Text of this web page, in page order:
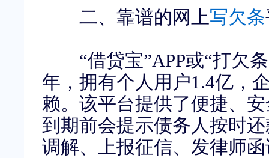
二、靠谱的网上写欠条
“借贷宝”APP或“打欠
年，拥有个人用户1.4亿，
赖。该平台提供了便捷、
到期前会提示债务人按时
调解、上报征信、发律师